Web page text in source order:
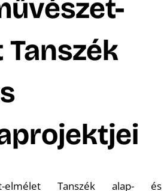
elmélet Tanszék alap- és